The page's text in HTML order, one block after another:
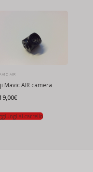
AIR
Mavic AIR camera
€
al carrello